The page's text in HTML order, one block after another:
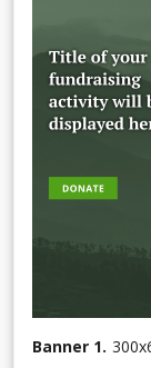
Banner 1. 300x